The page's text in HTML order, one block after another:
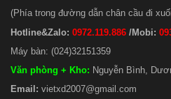
(Phía trong đường dẫn chân cầu đi
Hotline&Zalo: 0972.119.886 /Mobi:
Máy bàn: (024)32151359
Văn phòng + Kho: Nguyễn Bình,
Email: vietxd2007@gmail.com